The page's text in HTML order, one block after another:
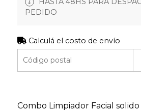
PEDIDO
Calculá el costo de envío
Combo Limpiador Facial solido